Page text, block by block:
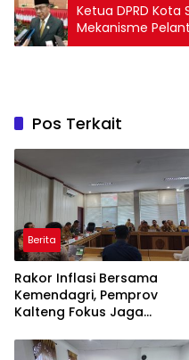
Ketua DPRD Kota
Mekanisme
Lancar
Pos Terkait
Berita
Rakor Inflasi Bersama
Kemendagri, Pemprov
Kalteng Fokus Jaga